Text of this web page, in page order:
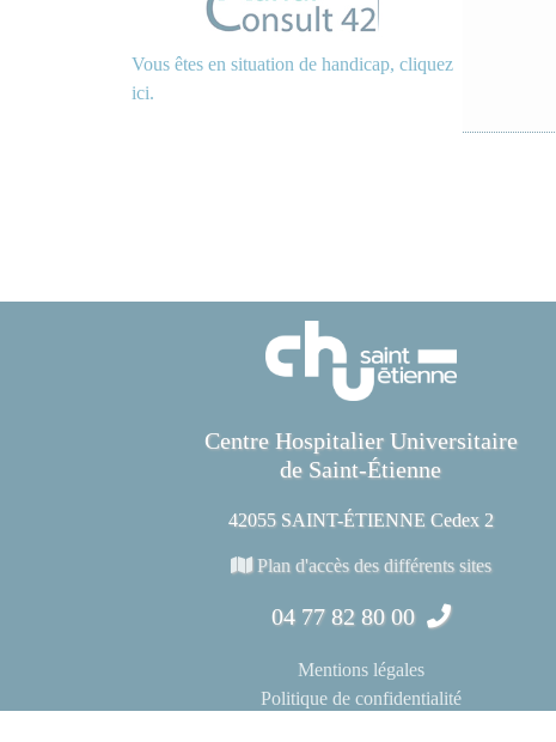
Vous êtes en situation de handicap, cliquez
ici.
Centre Hospitalier Universitaire
de Saint-Étienne
42055 SAINT-ÉTIENNE Cedex 2
Plan d'accès des différents sites
04 77 82 80 00
Mentions légales
Politique de confidentialité